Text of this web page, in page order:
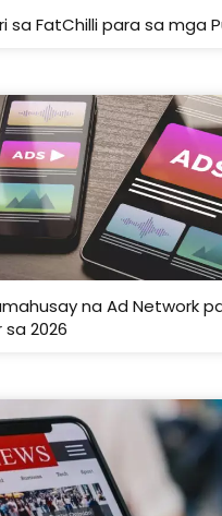
sa FatChilli para sa mga
na Ad Network
sa 2026